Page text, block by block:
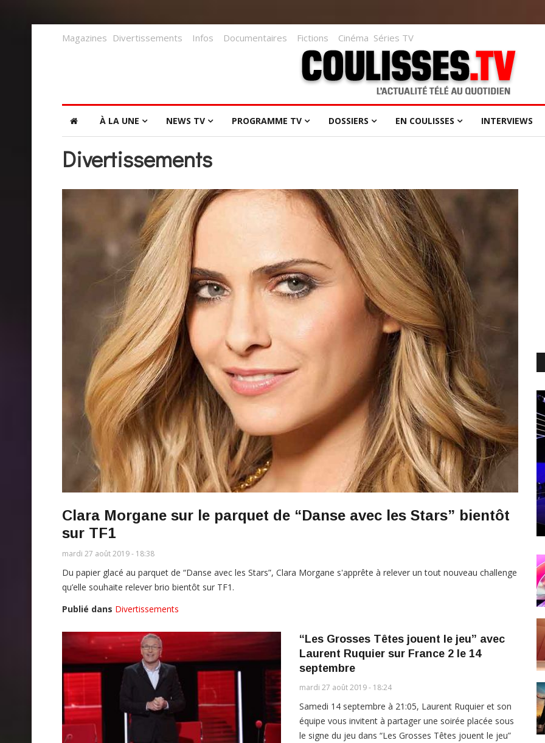
Magazines Divertissements Infos Documentaires Fictions Cinéma Séries TV
À LA UNE NEWS TV PROGRAMME TV DOSSIERS EN COULISSES INTERVIEWS
Divertissements
Clara Morgane sur le parquet de “Danse avec les Stars” bientôt
sur TF1
mardi 27 août 2019 - 18:38
Du papier glacé au parquet de “Danse avec les Stars”, Clara Morgane s'apprête à relever un tout nouveau challenge
qu’elle souhaite relever brio bientôt sur TF1.
Publié dans Divertissements
“Les Grosses Têtes jouent le jeu” avec
Laurent Ruquier sur France 2 le 14
septembre
mardi 27 août 2019 - 18:24
Samedi 14 septembre à 21:05, Laurent Ruquier et son
équipe vous invitent à partager une soirée placée sous
le signe du jeu dans “Les Grosses Têtes jouent le jeu”